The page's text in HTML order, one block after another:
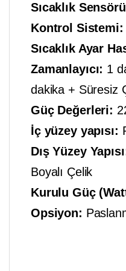
Sıcaklık
Kontrol Sistemi:
Sıcaklık Ayar
Zamanlayıcı: 1
dakika + Süresiz
Güç Değerleri:
İç yüzey yapısı:
Dış Yüzey
Boyalı Çelik
Kurulu Güç
Opsiyon: